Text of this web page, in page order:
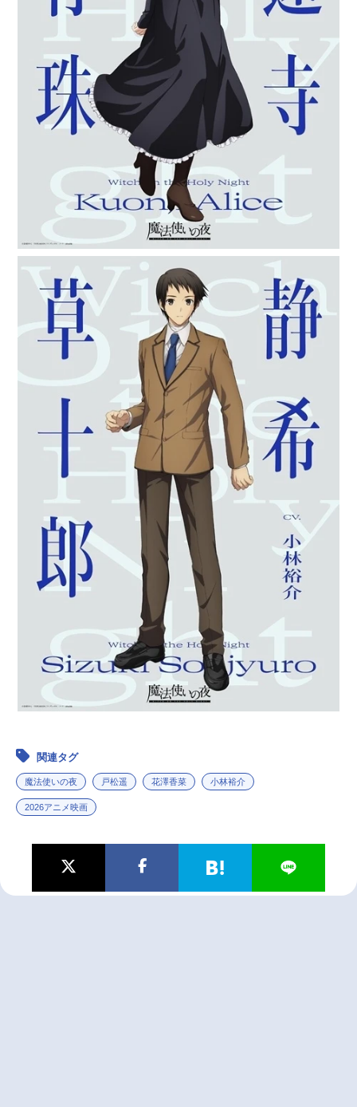
関連タグ
魔法使いの夜 戸松遥 花澤香菜 小林裕介
2026アニメ映画